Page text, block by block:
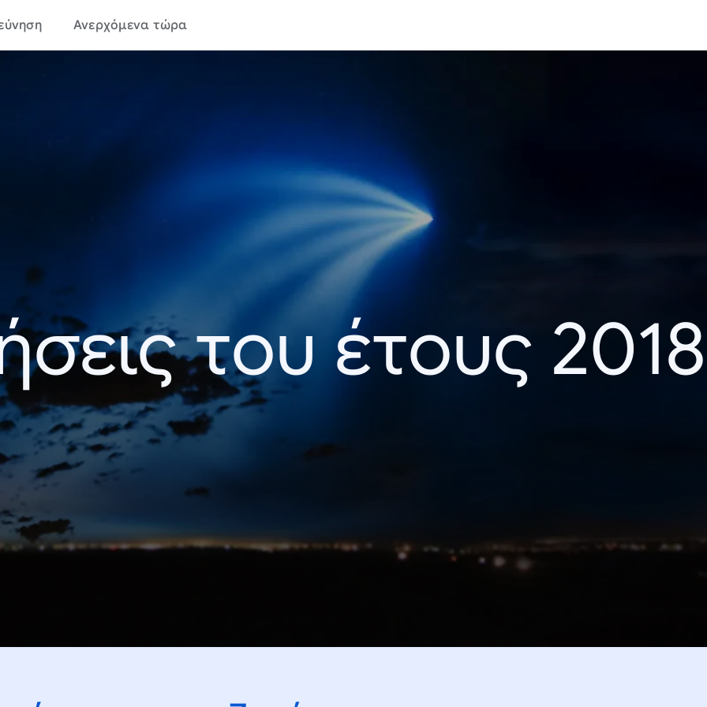
Ανερχόμενα τώρα
του έτους 2018